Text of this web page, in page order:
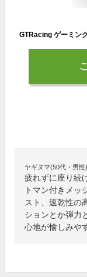
ヤギヌマ(50代・男性)
疲れずに座り続
トマン付きメッ
スト、速乾性の
ションとか弾力
心地が愉しみや